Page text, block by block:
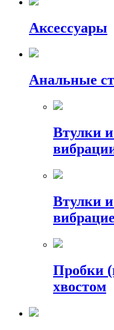
Аксессуары
Анальные
Втулки
Втулки
Пробки
хвостом